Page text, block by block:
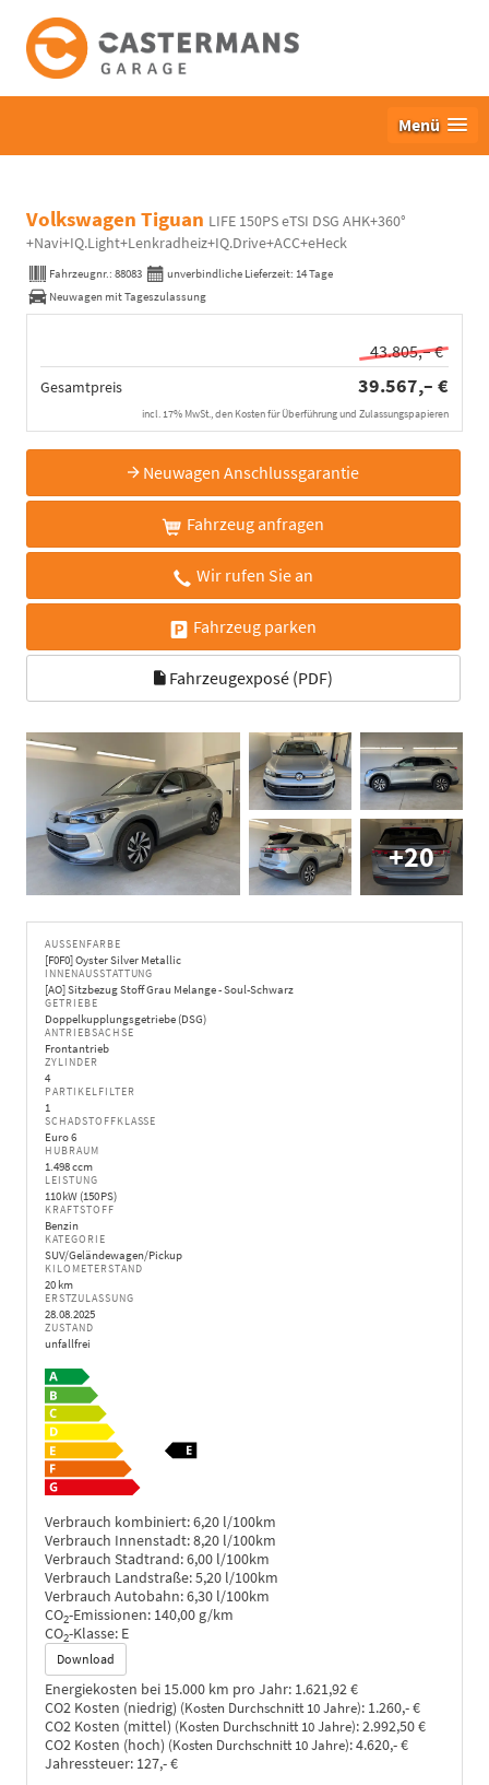
Menü
Volkswagen Tiguan LIFE 150PS eTSI DSG AHK+360°
+Navi+IQ.Light+Lenkradheiz+IQ.Drive+ACC+eHeck
Fahrzeugnr.: 88083 unverbindliche Lieferzeit: 14 Tage
Neuwagen mit Tageszulassung
43.805,– €
Gesamtpreis 39.567,– €
incl. 17% MwSt., den Kosten für Überführung und Zulassungspapieren
Neuwagen Anschlussgarantie
Fahrzeug anfragen
Wir rufen Sie an
Fahrzeug parken
Fahrzeugexposé (PDF)
+20
AUSSENFARBE
[F0F0] Oyster Silver Metallic
INNENAUSSTATTUNG
[AO] Sitzbezug Stoff Grau Melange - Soul-Schwarz
GETRIEBE
Doppelkupplungsgetriebe (DSG)
ANTRIEBSACHSE
Frontantrieb
ZYLINDER
4
PARTIKELFILTER
1
SCHADSTOFFKLASSE
Euro 6
HUBRAUM
1.498 ccm
LEISTUNG
110 kW (150 PS)
KRAFTSTOFF
Benzin
KATEGORIE
SUV/Geländewagen/Pickup
KILOMETERSTAND
20 km
ERSTZULASSUNG
28.08.2025
ZUSTAND
unfallfrei
Verbrauch kombiniert:6,20 l/100km
Verbrauch Innenstadt:8,20 l/100km
Verbrauch Stadtrand:6,00 l/100km
Verbrauch Landstraße:5,20 l/100km
Verbrauch Autobahn:6,30 l/100km
CO2-Emissionen: 140,00 g/km
CO2-Klasse: E
Download
Energiekosten bei 15.000 km pro Jahr: 1.621,92 €
CO2 Kosten (niedrig) (Kosten Durchschnitt 10 Jahre): 1.260,- €
CO2 Kosten (mittel) (Kosten Durchschnitt 10 Jahre):2.992,50 €
CO2 Kosten (hoch) (Kosten Durchschnitt 10 Jahre):4.620,- €
Jahressteuer: 127,- €